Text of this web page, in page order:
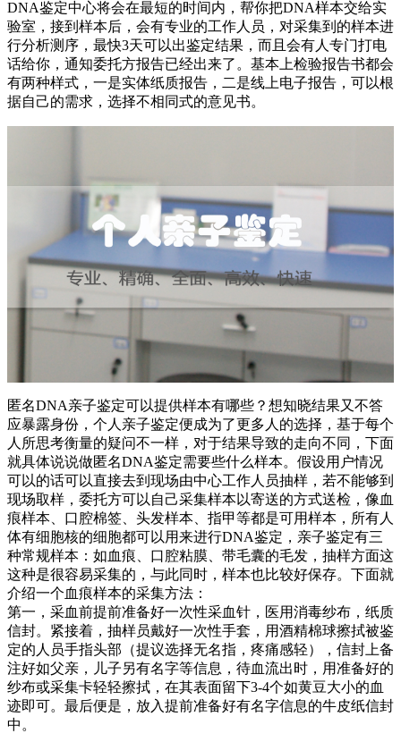
DNA鉴定中心将会在最短的时间内，帮你把DNA样本交给实
验室，接到样本后，会有专业的工作人员，对采集到的样本进
行分析测序，最快3天可以出鉴定结果，而且会有人专门打电
话给你，通知委托方报告已经出来了。基本上检验报告书都会
有两种样式，一是实体纸质报告，二是线上电子报告，可以根
据自己的需求，选择不相同式的意见书。
匿名DNA亲子鉴定可以提供样本有哪些？想知晓结果又不答
应暴露身份，个人亲子鉴定便成为了更多人的选择，基于每个
人所思考衡量的疑问不一样，对于结果导致的走向不同，下面
就具体说说做匿名DNA鉴定需要些什么样本。假设用户情况
可以的话可以直接去到现场由中心工作人员抽样，若不能够到
现场取样，委托方可以自己采集样本以寄送的方式送检，像血
痕样本、口腔棉签、头发样本、指甲等都是可用样本，所有人
体有细胞核的细胞都可以用来进行DNA鉴定，亲子鉴定有三
种常规样本：如血痕、口腔粘膜、带毛囊的毛发，抽样方面这
这种是很容易采集的，与此同时，样本也比较好保存。下面就
介绍一个血痕样本的采集方法：
第一，采血前提前准备好一次性采血针，医用消毒纱布，纸质
信封。紧接着，抽样员戴好一次性手套，用酒精棉球擦拭被鉴
定的人员手指头部（提议选择无名指，疼痛感轻），信封上备
注好如父亲，儿子另有名字等信息，待血流出时，用准备好的
纱布或采集卡轻轻擦拭，在其表面留下3-4个如黄豆大小的血
迹即可。最后便是，放入提前准备好有名字信息的牛皮纸信封
中。